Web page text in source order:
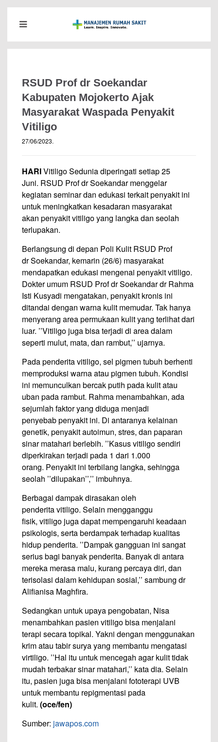
RSUD Prof dr Soekandar
Kabupaten Mojokerto Ajak
Masyarakat Waspada Penyakit
Vitiligo
27/06/2023.
HARIVitiligo Sedunia diperingati setiap 25
Juni. RSUD Prof dr Soekandar menggelar
kegiatan seminar dan edukasi terkait penyakit ini
untuk meningkatkan kesadaran masyarakat
akan penyakit vitiligo yang langka dan seolah
terlupakan.
Berlangsung di depan Poli Kulit RSUD Prof
dr Soekandar, kemarin (26/6) masyarakat
mendapatkan edukasi mengenai penyakit vitiligo.
Dokter umum RSUD Prof dr Soekandar dr Rahma
Isti Kusyadi mengatakan, penyakit kronis ini
ditandai dengan warna kulit memudar. Tak hanya
menyerang area permukaan kulit yang terlihat dari
luar. ’’Vitiligo juga bisa terjadi di area dalam
seperti mulut, mata, dan rambut,’’ ujarnya.
Pada penderita vitiligo, sel pigmen tubuh berhenti
memproduksi warna atau pigmen tubuh. Kondisi
ini memunculkan bercak putih pada kulit atau
uban pada rambut. Rahma menambahkan, ada
sejumlah faktor yang diduga menjadi
penyebab penyakit ini. Di antaranya kelainan
genetik, penyakit autoimun, stres, dan paparan
sinar matahari berlebih. ’’Kasus vitiligo sendiri
diperkirakan terjadi pada 1 dari 1.000
orang. Penyakit ini terbilang langka, sehingga
seolah ’’dilupakan’’,’’ imbuhnya.
Berbagai dampak dirasakan oleh
penderita vitiligo. Selain mengganggu
fisik, vitiligo juga dapat mempengaruhi keadaan
psikologis, serta berdampak terhadap kualitas
hidup penderita. ’’Dampak gangguan ini sangat
serius bagi banyak penderita. Banyak di antara
mereka merasa malu, kurang percaya diri, dan
terisolasi dalam kehidupan sosial,’’ sambung dr
Alifianisa Maghfira.
Sedangkan untuk upaya pengobatan, Nisa
menambahkan pasien vitiligo bisa menjalani
terapi secara topikal. Yakni dengan menggunakan
krim atau tabir surya yang membantu mengatasi
virtiligo. ’’Hal itu untuk mencegah agar kulit tidak
mudah terbakar sinar matahari,’’ kata dia. Selain
itu, pasien juga bisa menjalani fototerapi UVB
untuk membantu repigmentasi pada
kulit. (oce/fen)
Sumber: jawapos.com